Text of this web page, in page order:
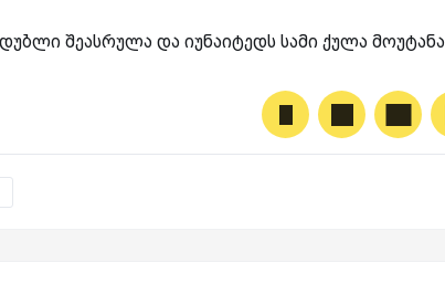
შეასრულა და იუნაიტედს სამი ქულა მოუტანა